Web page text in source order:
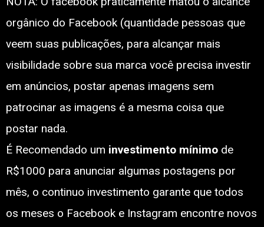
orgânico do Facebook (quantidade pessoas que
veem suas publicações, para alcançar mais
visibilidade sobre sua marca você precisa investir
em anúncios, postar apenas imagens sem
patrocinar as imagens é a mesma coisa que
postar nada.
É Recomendado um investimento mínimo de
R$1000 para anunciar algumas postagens por
mês, o continuo investimento garante que todos
os meses o Facebook e Instagram encontre novos